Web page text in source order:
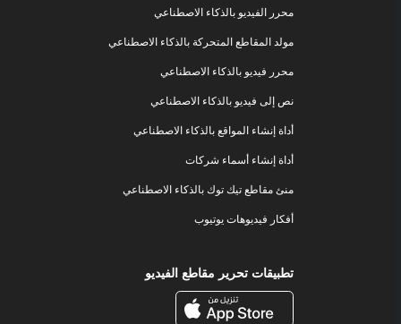
محرر الفيديو بالذكاء الاصطناعي
مولد المقاطع المتحركة بالذكاء الاصطناعي
محرر فيديو بالذكاء الاصطناعي
نص إلى فيديو بالذكاء الاصطناعي
أداة إنشاء المواقع بالذكاء الاصطناعي
أداة إنشاء أسماء شركات
منئ مقاطع تيك توك بالذكاء الاصطناعي
أفكار فيديوهات يوتيوب
تطبيقات تحرير مقاطع الفيديو